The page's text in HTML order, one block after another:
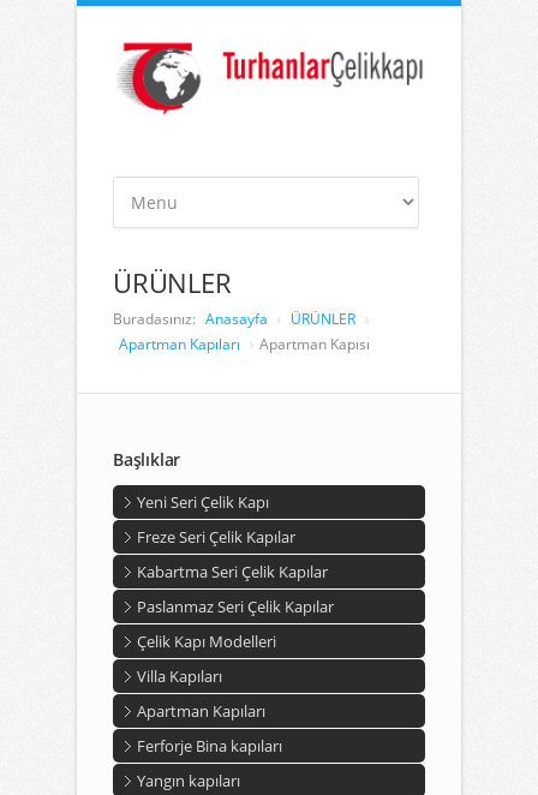
ÜRÜNLER
Buradasınız: Anasayfa
ÜRÜNLER
Apartman Kapıları
Apartman Kapısı
Başlıklar
Yeni Seri Çelik Kapı
Freze Seri Çelik Kapılar
Kabartma Seri Çelik Kapılar
Paslanmaz Seri Çelik Kapılar
Çelik Kapı Modelleri
Villa Kapıları
Apartman Kapıları
Ferforje Bina kapıları
Yangın kapıları